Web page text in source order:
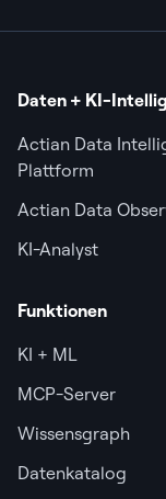
Daten + KI-
Actian Data
Plattform
Actian Data
KI-Analyst
Funktionen
KI + ML
MCP-Server
Wissensgraph
Datenkatalog